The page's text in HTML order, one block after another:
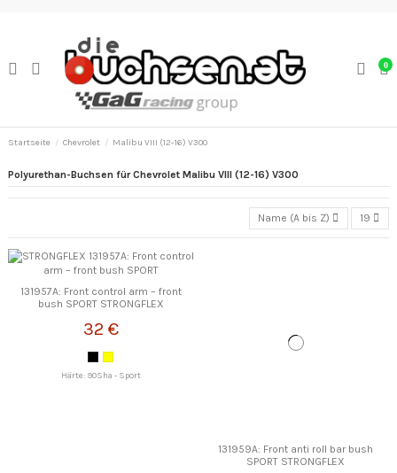
0
Startseite Chevrolet Malibu VIII (12-16) V300
Polyurethan-Buchsen für Chevrolet Malibu VIII (12-16) V300
Name (A bis Z) 19
131957A: Front control arm – front
bush SPORT STRONGFLEX
32 €
Härte: 90Sha - Sport
131959A: Front anti roll bar bush
SPORT STRONGFLEX